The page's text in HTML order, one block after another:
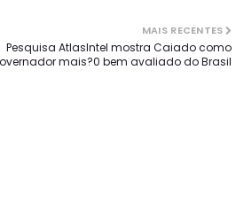
MAIS RECENTES
Pesquisa AtlasIntel mostra Caiado como
mais?0 bem avaliado do Brasil